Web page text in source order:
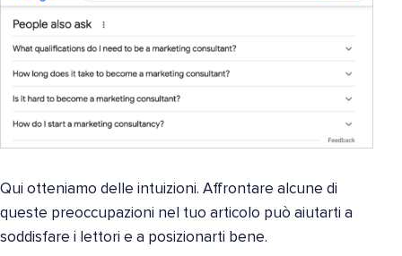
Qui otteniamo delle intuizioni. Affrontare alcune di
queste preoccupazioni nel tuo articolo può aiutarti a
soddisfare i lettori e a posizionarti bene.